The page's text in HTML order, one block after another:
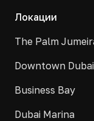
Локации
The Palm
Downtown Dubai
Business Bay
Dubai Marina